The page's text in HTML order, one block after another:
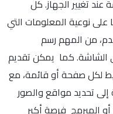
تغيير الجهاز. كل
نوعية المعلومات التي
من المهم رسم
الشاشة. كما يمكن تقديم
لكل صفحة أو قائمة، مع
إلى تحديد مواقع والصور
المبرمج فرصة أكبر